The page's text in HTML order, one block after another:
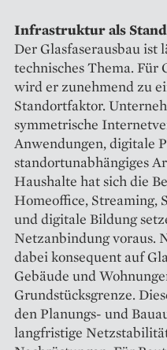
Infrastruktur als
Der Glasfaserausbau ist
technisches Thema. Für
wird er zunehmend zu
Standortfaktor.
symmetrische
Anwendungen, digitale
standortunabhängiges
Haushalte hat sich die
Homeoffice, Streaming,
und digitale Bildung
Netzanbindung voraus.
dabei konsequent auf
Gebäude und
Grundstücksgrenze.
den Planungs- und
langfristige